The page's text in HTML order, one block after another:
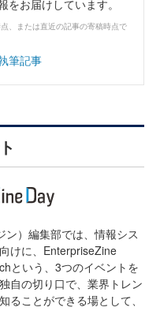
をお届けしています。
、または直近の記事の寄稿時点で
筆記事
）編集部では、情報シス
けに、EnterpriseZine
という、3つのイベントを
自の切り口で、業界トレン
ることができる場として、